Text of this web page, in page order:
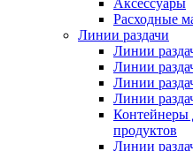
Аксессуары
Расходные
Линии раздачи
Линии
Линии
Линии
Линии
Контейнеры
продуктов
Линии